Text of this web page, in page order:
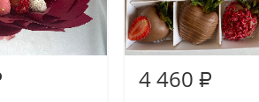
4 460 ₽